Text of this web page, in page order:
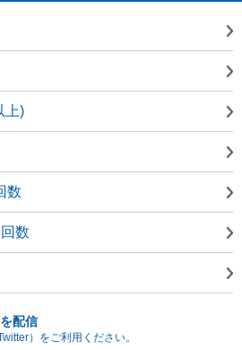
上)
数
数
配信
）をご利用ください。